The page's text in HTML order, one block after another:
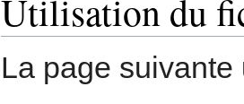
Utilisation du
La page